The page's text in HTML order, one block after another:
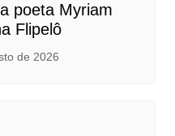
poeta Myriam
Flipelô
de 2026